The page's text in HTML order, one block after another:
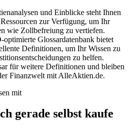
und Einblicke steht Ihnen
zur Verfügung, um Ihr
wie Zollbefreiung zu vertiefen.
optimierte Glossardatenbank bietet
Definitionen, um Ihr Wissen zu
zu helfen.
für weitere Definitionen und bleiben
Finanzwelt mit AlleAktien.de.
mit
gerade selbst kaufe